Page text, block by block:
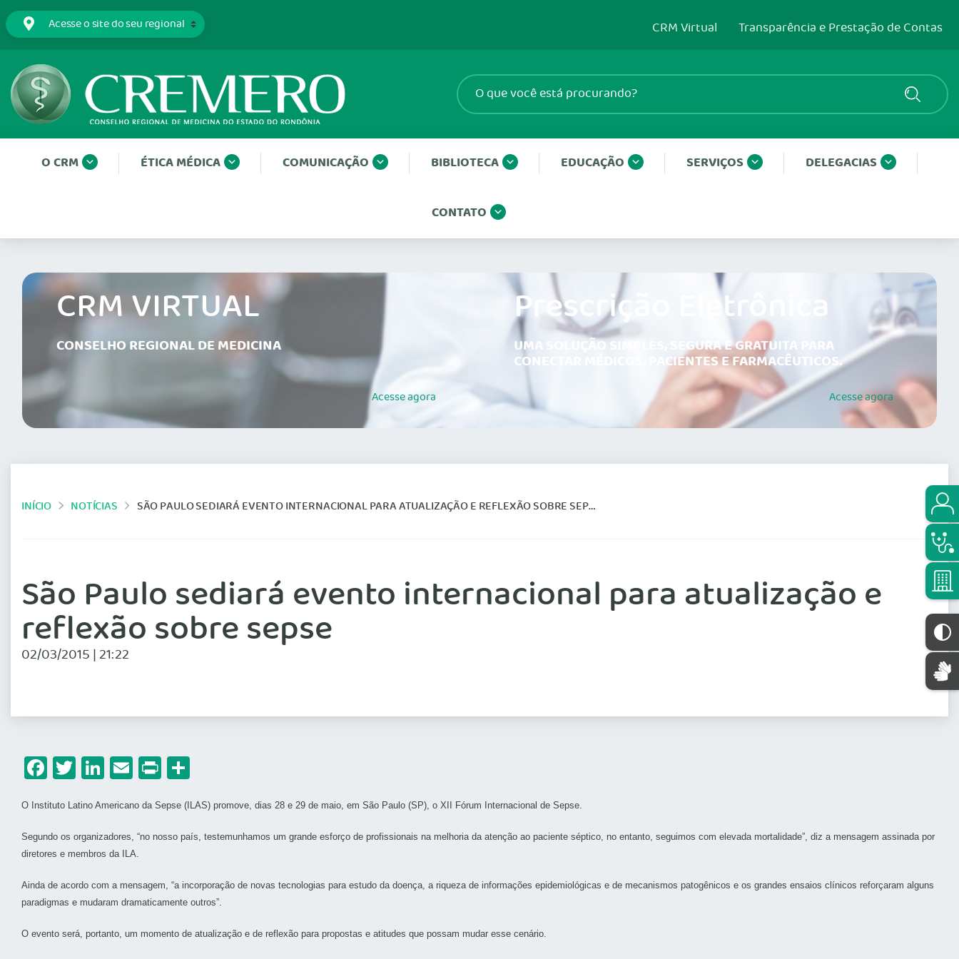
CRM Virtual Transparência e Prestação de Contas
O CRM ÉTICA MÉDICA COMUNICAÇÃO BIBLIOTECA EDUCAÇÃO SERVIÇOS DELEGACIAS
CONTATO
CRM VIRTUAL
CONSELHO REGIONAL DE MEDICINA
Acesseagora
Prescrição Eletrônica
UMA SOLUÇÃO SIMPLES, SEGURA E GRATUITA PARA
CONECTAR MÉDICOS, PACIENTES E FARMACÊUTICOS.
Acesseagora
INÍCIO NOTÍCIAS SÃO PAULO SEDIARÁ EVENTO INTERNACIONAL PARA ATUALIZAÇÃO E REFLEXÃO SOBRE SEPSE
São Paulo sediará evento internacional para atualização e
reflexão sobre sepse
02/03/2015 | 21:22
Facebook
Twitter
LinkedIn
Email
Print
O Instituto Latino Americano da Sepse (ILAS) promove, dias 28 e 29 de maio, em São Paulo (SP), o XII Fórum Internacional de Sepse.
Segundo os organizadores, “no nosso país, testemunhamos um grande esforço de profissionais na melhoria da atenção ao paciente séptico, no entanto, seguimos com elevada mortalidade”, diz a mensagem assinada por
diretores e membros da ILA.
Ainda de acordo com a mensagem, “a incorporação de novas tecnologias para estudo da doença, a riqueza de informações epidemiológicas e de mecanismos patogênicos e os grandes ensaios clínicos reforçaram alguns
paradigmas e mudaram dramaticamente outros”.
O evento será, portanto, um momento de atualização e de reflexão para propostas e atitudes que possam mudar esse cenário.